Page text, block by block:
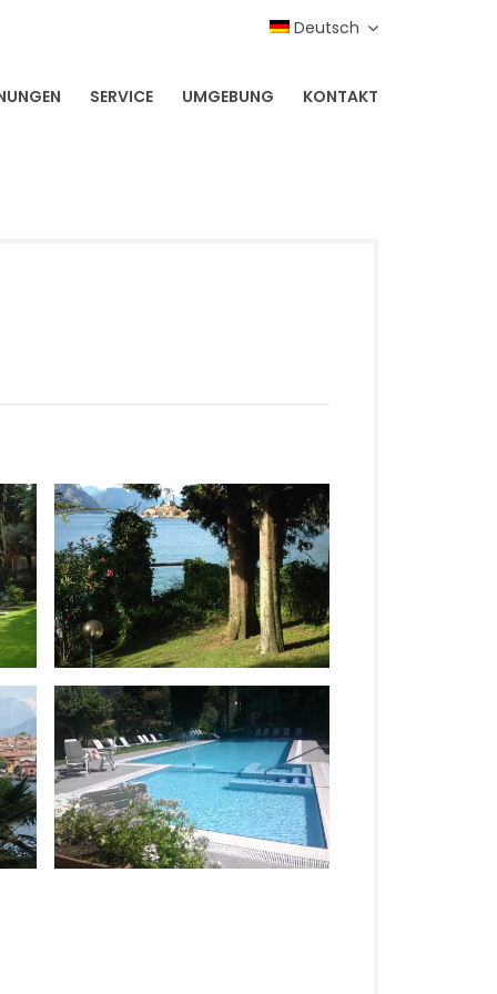
Deutsch
SERVICE UMGEBUNG KONTAKT